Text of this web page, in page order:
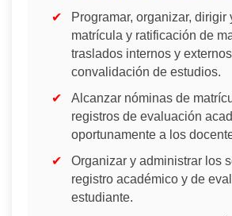
Programar, organizar, dirigir
matrícula y ratificación de
traslados internos y
convalidación de estudios.
Alcanzar nóminas de
registros de evaluación
oportunamente a los
Organizar y administrar los
registro académico y de
estudiante.